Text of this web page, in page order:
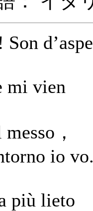
mi vien
，
io
più lieto